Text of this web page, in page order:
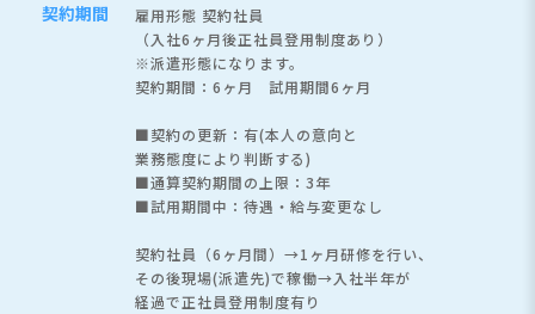
契約期間
雇用形態 契約社員
（入社6ヶ月後正社員登用制度あり）
※派遣形態になります。
契約期間：6ヶ月 試用期間6ヶ月
■契約の更新：有(本人の意向と
業務態度により判断する)
■通算契約期間の上限：3年
■試用期間中：待遇・給与変更なし
契約社員（6ヶ月間）→1ヶ月研修を行い、
その後現場(派遣先)で稼働→入社半年が
経過で正社員登用制度有り